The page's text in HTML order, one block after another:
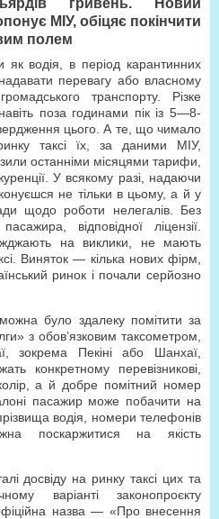
гривень. Новий
МІУ, обіцяє покінчити
полем
водія, в період карантинних
перевагу або власному
транспорту. Різке
поза годинами пік із 5—8-
цього. А те, що чимало
таксі їх, за даними МІУ,
останніми місяцями тарифи,
У всякому разі, надаючи
не тільки в цьому, а й у
щодо роботи нелегалів. Без
відповідної ліцензії.
на виклики, не мають
Виняток — кілька нових фірм,
ринок і почали серйозно
було здалеку помітити за
з обов’язковим таксометром,
зокрема Пекіні або Шанхаї,
конкретному перевізникові,
а й добре помітний номер
пасажир може побачити на
водія, номери телефонів
поскаржитися на якість
досвіду на ринку таксі цих та
варіанті законопроєкту
назва — «Про внесення